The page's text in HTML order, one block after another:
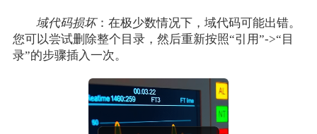
域代码损坏：在极少数情况下，域代码可能出错。
您可以尝试删除整个目录，然后重新按照“引用”->“目
录”的步骤插入一次。